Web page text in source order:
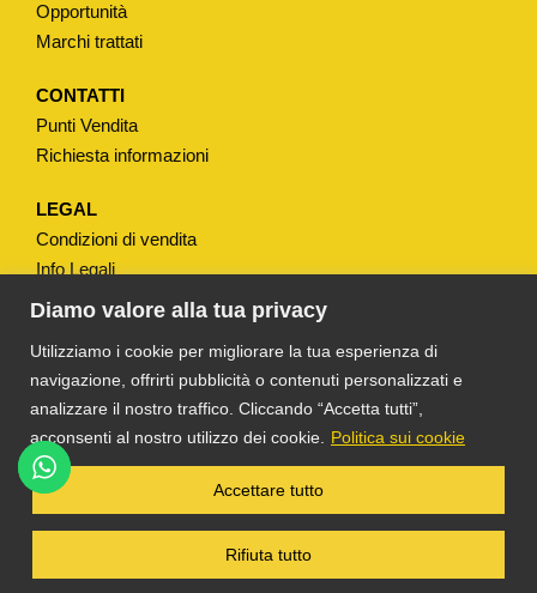
Diamo valore alla tua privacy
Utilizziamo i cookie per migliorare la tua esperienza di
navigazione, offrirti pubblicità o contenuti personalizzati e
analizzare il nostro traffico. Cliccando “Accetta tutti”,
acconsenti al nostro utilizzo dei cookie.
Politica sui cookie
Rifiuta tutto
Accettare tutto
n
à
Opportunità
Marchi trattati
CONTATTI
Punti Vendita
Richiesta informazioni
LEGAL
Condizioni di vendita
Info Legali
Note Legali
TS DACOM
S.R.L. UNIPERSONALE P. IVA
03055900231 © COPYRIGHT 2025 TUTTI I